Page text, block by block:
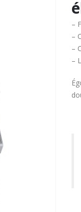
–
–
–
–